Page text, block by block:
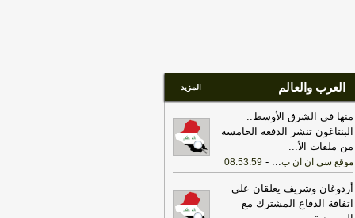
العرب والعالم المزيد
منها في الشرق الأوسط..
البنتاغون تنشر الدفعة الخامسة
من ملفات الأ...
موقع سي ان ان ب...
-
08:53:59
أردوغان وشريف يعلقان على
اتفاقة الدفاع المشترك مع